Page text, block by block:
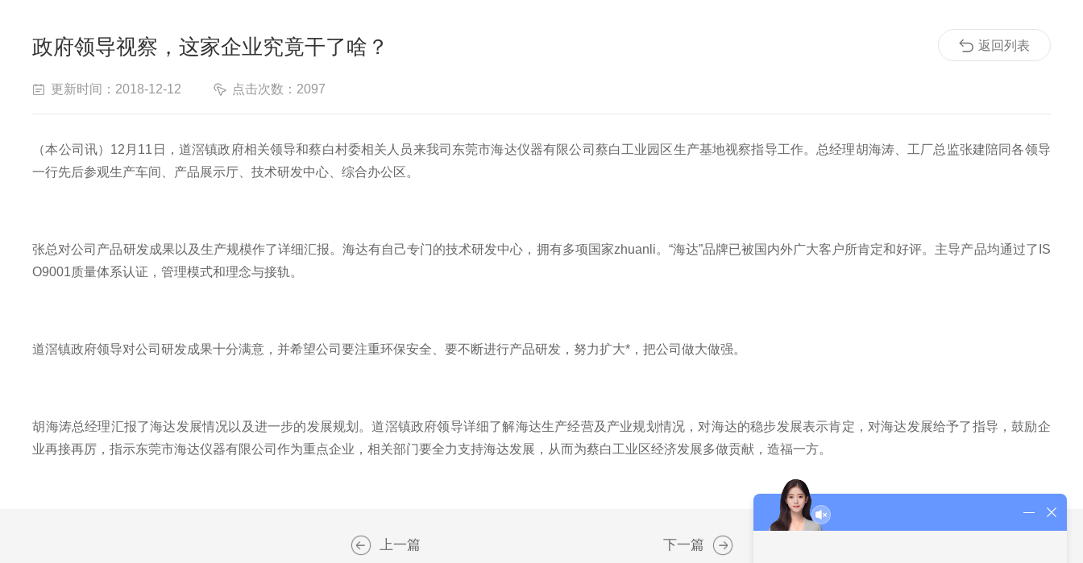
政府领导视察，这家企业究竟干了啥？
更新时间：2018-12-12 点击次数：2097
（本公司讯）12月11日，道滘镇政府相关领导和蔡白村委相关人员来我司东莞市海达仪器有限公司蔡白工业园区生产基地视察指导工作。总经理胡海涛、工厂总监张建陪同各领导
一行先后参观生产车间、产品展示厅、技术研发中心、综合办公区。
张总对公司产品研发成果以及生产规模作了详细汇报。海达有自己专门的技术研发中心，拥有多项国家zhuanli。“海达”品牌已被国内外广大客户所肯定和好评。主导产品均通过了IS
O9001质量体系认证，管理模式和理念与接轨。
道滘镇政府领导对公司研发成果十分满意，并希望公司要注重环保安全、要不断进行产品研发，努力扩大*，把公司做大做强。
胡海涛总经理汇报了海达发展情况以及进一步的发展规划。道滘镇政府领导详细了解海达生产经营及产业规划情况，对海达的稳步发展表示肯定，对海达发展给予了指导，鼓励企
业再接再厉，指示东莞市海达仪器有限公司作为重点企业，相关部门要全力支持海达发展，从而为蔡白工业区经济发展多做贡献，造福一方。
返回列表
上一篇 下一篇